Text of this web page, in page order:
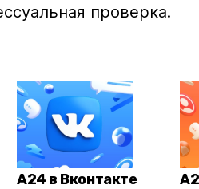
проверка.
А24 в Вконтакте